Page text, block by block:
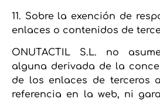
11. Sobre la exención de
enlaces o contenidos de
ONUTACTIL S.L. no
alguna derivada de la
de los enlaces de terceros
referencia en la web, ni